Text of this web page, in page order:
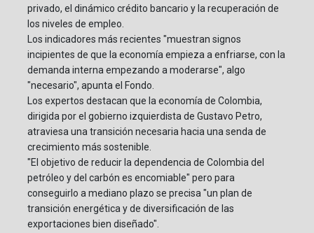
privado, el dinámico crédito bancario y la recuperación de
los niveles de empleo.
Los indicadores más recientes "muestran signos
incipientes de que la economía empieza a enfriarse, con la
demanda interna empezando a moderarse", algo
"necesario", apunta el Fondo.
Los expertos destacan que la economía de Colombia,
dirigida por el gobierno izquierdista de Gustavo Petro,
atraviesa una transición necesaria hacia una senda de
crecimiento más sostenible.
"El objetivo de reducir la dependencia de Colombia del
petróleo y del carbón es encomiable" pero para
conseguirlo a mediano plazo se precisa "un plan de
transición energética y de diversificación de las
exportaciones bien diseñado".